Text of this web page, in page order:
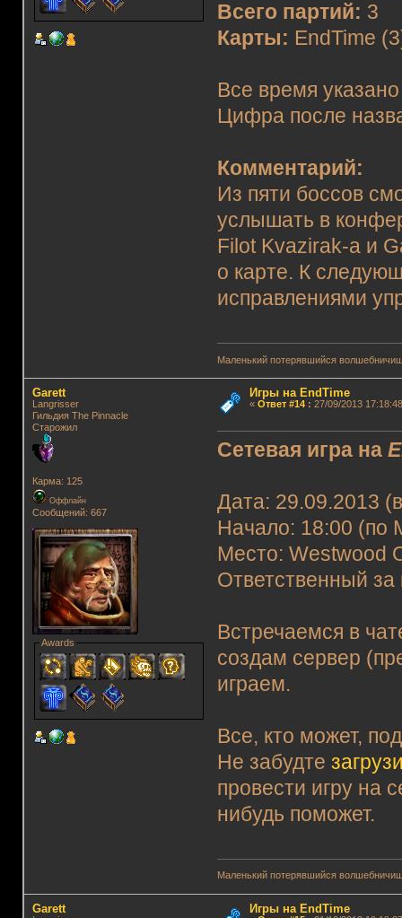
Всего партий: 3
Карты: EndTime
Все время
Цифра после
Комментарий:
Из пяти боссов
услышать в
Filot Kvazirak-а и
о карте. К
исправлениями
Маленький потерявшийся
Garett
Langrisser
Гильдия The Pinnacle
Старожил
Карма: 125
Оффлайн
Сообщений: 667
Awards
Игры на EndTime
« Ответ #14: 27/09/2013
Сетевая игра на
Дата: 29.09.2013
Начало: 18:00 (по
Место: Westwood
Ответственный
Встречаемся в
создам сервер
играем.
Все, кто может,
Не забудте
провести игру на
нибудь поможет.
Маленький потерявшийся
Garett Игры на EndTime